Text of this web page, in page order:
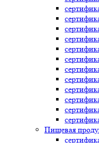
Пищевая